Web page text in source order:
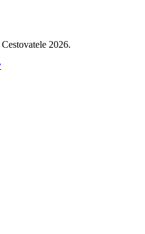
2026.